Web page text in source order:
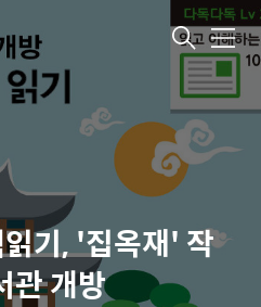
메
뉴
기, '집옥재' 작
관 개방